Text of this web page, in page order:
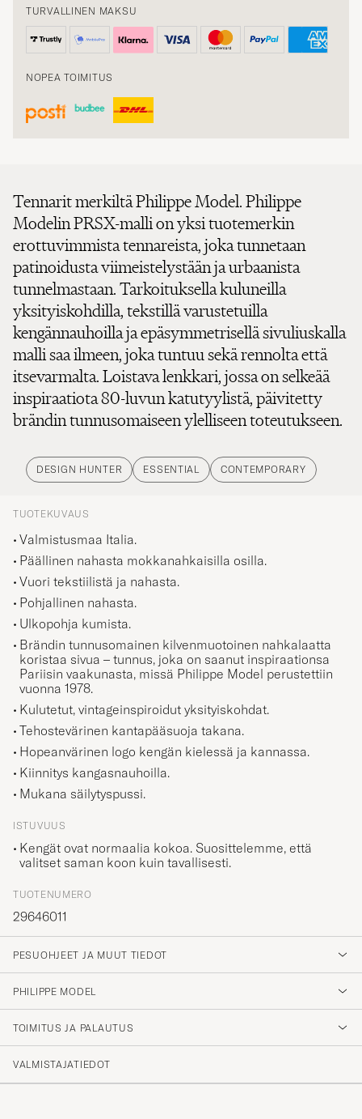
TURVALLINEN MAKSU
NOPEA TOIMITUS
Tennarit merkiltä Philippe Model. Philippe
Modelin PRSX-malli on yksi tuotemerkin
erottuvimmista tennareista, joka tunnetaan
patinoidusta viimeistelystään ja urbaanista
tunnelmastaan. Tarkoituksella kuluneilla
yksityiskohdilla, tekstillä varustetuilla
kengännauhoilla ja epäsymmetrisellä sivuliuskalla
malli saa ilmeen, joka tuntuu sekä rennolta että
itsevarmalta. Loistava lenkkari, jossa on selkeää
inspiraatiota 80-luvun katutyylistä, päivitetty
brändin tunnusomaiseen ylelliseen toteutukseen.
DESIGN HUNTER ESSENTIAL CONTEMPORARY
TUOTEKUVAUS
Valmistusmaa Italia.
Päällinen nahasta mokkanahkaisilla osilla.
Vuori tekstiilistä ja nahasta.
Pohjallinen nahasta.
Ulkopohja kumista.
Brändin tunnusomainen kilvenmuotoinen nahkalaatta
koristaa sivua – tunnus, joka on saanut inspiraationsa
Pariisin vaakunasta, missä Philippe Model perustettiin
vuonna 1978.
Kulutetut, vintageinspiroidut yksityiskohdat.
Tehostevärinen kantapääsuoja takana.
Hopeanvärinen logo kengän kielessä ja kannassa.
Kiinnitys kangasnauhoilla.
Mukana säilytyspussi.
ISTUVUUS
Kengät ovat normaalia kokoa. Suosittelemme, että
valitset saman koon kuin tavallisesti.
TUOTENUMERO
29646011
PESUOHJEET JA MUUT TIEDOT
PHILIPPE MODEL
TOIMITUS JA PALAUTUS
VALMISTAJATIEDOT